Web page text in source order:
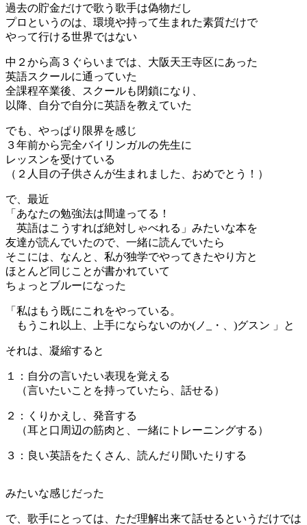
過去の貯金だけで歌う歌手は偽物だし
プロというのは、環境や持って生まれた素質だけで
やって行ける世界ではない
中２から高３ぐらいまでは、大阪天王寺区にあった
英語スクールに通っていた
全課程卒業後、スクールも閉鎖になり、
以降、自分で自分に英語を教えていた
でも、やっぱり限界を感じ
３年前から完全バイリンガルの先生に
レッスンを受けている
（２人目の子供さんが生まれました、おめでとう！）
で、最近
「あなたの勉強法は間違ってる！
英語はこうすれば絶対しゃべれる」みたいな本を
友達が読んでいたので、一緒に読んでいたら
そこには、なんと、私が独学でやってきたやり方と
ほとんど同じことが書かれていて
ちょっとブルーになった
「私はもう既にこれをやっている。
もうこれ以上、上手にならないのか(ノ_・、)グスン 」と
それは、凝縮すると
１：自分の言いたい表現を覚える
（言いたいことを持っていたら、話せる）
２：くりかえし、発音する
（耳と口周辺の筋肉と、一緒にトレーニングする）
３：良い英語をたくさん、読んだり聞いたりする
みたいな感じだった
で、歌手にとっては、ただ理解出来て話せるというだけでは